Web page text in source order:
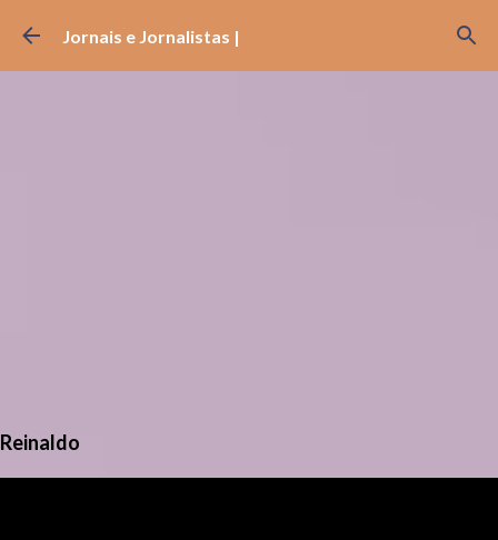
Pular para o conteúdo principal
Jornais e Jornalistas |
Reinaldo